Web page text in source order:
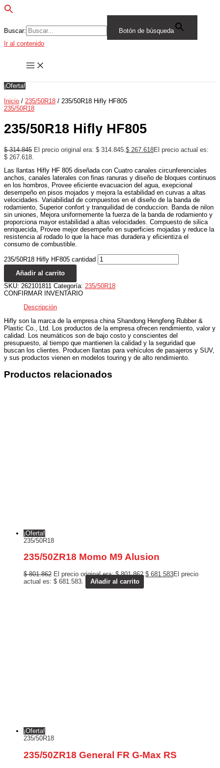
Buscar:
Botón de búsqueda
Ir al contenido
¡Oferta!
Inicio / 235/50R18 / 235/50R18 Hifly HF805
235/50R18
235/50R18 Hifly HF805
$314.845 El precio original era: $ 314.845. $ 267.618El precio actual es:
$ 267.618.
Las llantas Hifly HF 805 diseñada con Cuatro canales circunferenciales
anchos, canales laterales con finas ranuras y diseño de bloques continuos
en los hombros, Provee eficiente evacuacion del agua, exepcional
desempeño en pisos mojados y mejora la estabilidad en curvas a altas
velocidades. Variabilidad de compuestos en el diseño de la banda de
rodamiento, Superior confort y tranquilidad de conduccion. Banda de nilon
sin uniones, Mejora uniformemente la fuerza de la banda de rodamiento y
proporciona mayor estabilidad a altas velocidades. Compuesto de silica
enriquecida, Provee mejor desempeño en superficies mojadas y reduce la
resistencia al rodado lo que la hace mas duradera y eficientiza el
consumo de combustible.
235/50R18 Hifly HF805 cantidad
Añadir al carrito
SKU: 262101811 Categoría: 235/50R18
CONFIRMAR INVENTARIO
Descripción
Hifly son la marca de la empresa china Shandong Hengfeng Rubber &
Plastic Co., Ltd. Los productos de la empresa ofrecen rendimiento, valor y
calidad. Los neumáticos son de bajo costo y conscientes del
presupuesto, al tiempo que mantienen la calidad y la seguridad que
buscan los clientes. Producen llantas para vehículos de pasajeros y SUV,
y sus productos vienen en modelos touring y de alto rendimiento.
Productos relacionados
¡Oferta!
235/50R18
235/50ZR18 Momo M9 Alusion
$801.862 El precio original era: $ 801.862.$ 681.583El precio
actual es: $ 681.583.
Añadir al carrito
¡Oferta!
235/50R18
235/50ZR18 General FR G-Max RS